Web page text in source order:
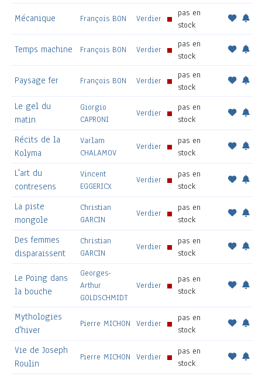
Mécanique François BON Verdier
pas en
stock
Temps machine François BON Verdier
pas en
stock
Paysage fer François BON Verdier
pas en
stock
Le gel du
matin
Giorgio
CAPRONI
Verdier
pas en
stock
Récits de la
Kolyma
Varlam
CHALAMOV
Verdier
pas en
stock
L'art du
contresens
Vincent
EGGERICX
Verdier
pas en
stock
La piste
mongole
Christian
GARCIN
Verdier
pas en
stock
Des femmes
disparaissent
Christian
GARCIN
Verdier
pas en
stock
Le Poing dans
la bouche
Georges-
Arthur
GOLDSCHMIDT
Verdier
pas en
stock
Mythologies
d'hiver
Pierre MICHON Verdier
pas en
stock
Vie de Joseph
Roulin
Pierre MICHON Verdier
pas en
stock